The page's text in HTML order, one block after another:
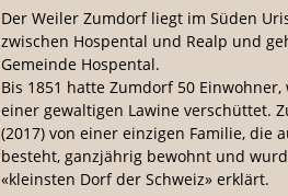
Der Weiler Zumdorf liegt im Süden
zwischen Hospental und Realp und
Gemeinde Hospental.
Bis 1851 hatte Zumdorf 50
einer gewaltigen Lawine verschüttet.
(2017) von einer einzigen Familie, die
besteht, ganzjährig bewohnt und
«kleinsten Dorf der Schweiz» erklärt.